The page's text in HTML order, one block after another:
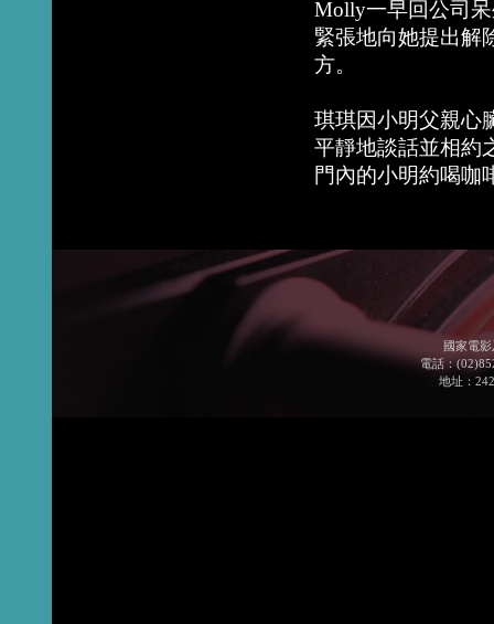
Molly一早回公司
緊張地向她提出解
方。
琪琪因小明父親心
平靜地談話並相約
門內的小明約喝咖
國家電
電話：
地址：